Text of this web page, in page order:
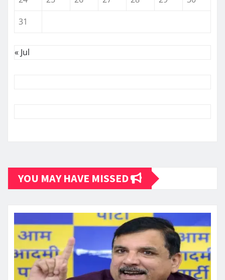
31
« Jul
YOU MAY HAVE MISSED